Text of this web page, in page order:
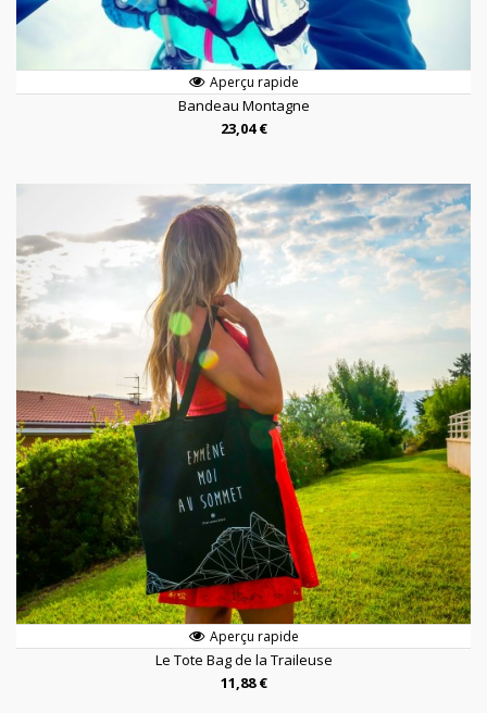
Aperçu rapide
Bandeau Montagne
23,04 €
Aperçu rapide
Le Tote Bag de la Traileuse
11,88 €